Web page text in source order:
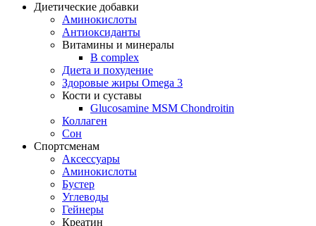
Диетические добавки
Аминокислоты
Антиоксиданты
Витамины и минералы
B complex
Диета и похудение
Здоровые жиры Omega 3
Кости и суставы
Glucosamine MSM Chondroitin
Коллаген
Сон
Спортсменам
Аксессуары
Аминокислоты
Бустер
Углеводы
Гейнеры
Креатин